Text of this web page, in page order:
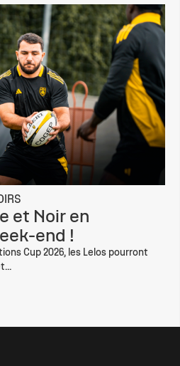
et Noir en
end !
Cup 2026, les Lelos pourront